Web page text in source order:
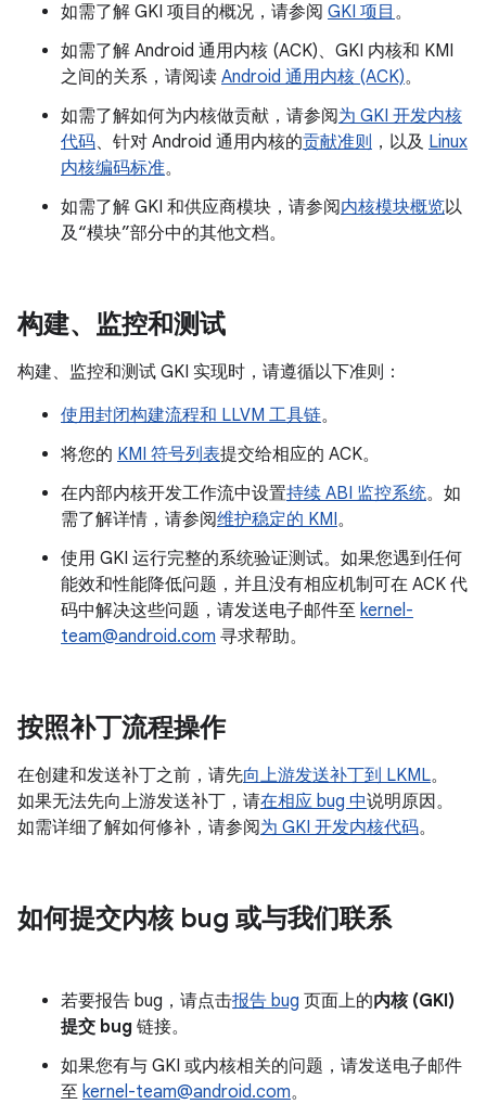
如需了解 GKI 项目的概况，请参阅 GKI 项目 。
如需了解 Android 通用内核 (ACK)、GKI 内核和 KMI
之间的关系，请阅读 Android 通用内核 (ACK)。
如需了解如何为内核做贡献，请参阅为 GKI 开发内核
代码、针对 Android 通用内核的贡献准则 ，以及 Linux
内核编码标准。
如需了解 GKI 和供应商模块，请参阅内核模块概览以
及“模块”部分中的其他文档。
构建、监控和测试
构建、监控和测试 GKI 实现时，请遵循以下准则：
使用封闭构建流程和 LLVM 工具链。
将您的 KMI 符号列表提交给相应的 ACK。
在内部内核开发工作流中设置持续 ABI 监控系统。如
需了解详情，请参阅维护稳定的 KMI。
使用 GKI 运行完整的系统验证测试。如果您遇到任何
能效和性能降低问题，并且没有相应机制可在 ACK 代
码中解决这些问题，请发送电子邮件至 kernel-
team@android.com 寻求帮助。
按照补丁流程操作
在创建和发送补丁之前，请先向上游发送补丁到 LKML。
如果无法先向上游发送补丁，请在相应 bug 中说明原因。
如需详细了解如何修补，请参阅为 GKI 开发内核代码。
如何提交内核 bug 或与我们联系
若要报告 bug，请点击报告 bug 页面上的内核 (GKI)
提交 bug 链接。
如果您有与 GKI 或内核相关的问题，请发送电子邮件
至 kernel-team@android.com。